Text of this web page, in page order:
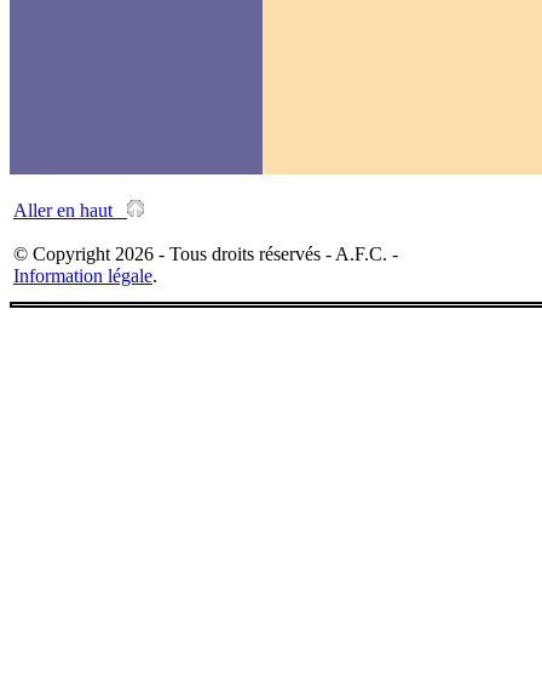
Aller en haut
© Copyright 2026 - Tous droits réservés - A.F.C. -
Information légale.